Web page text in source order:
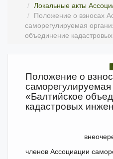
Локальные акты
Положение о взносах
саморегулируемая
объединение
Положение о
саморегулируемая
«Балтийское
кадастровых
членов Ассоциации